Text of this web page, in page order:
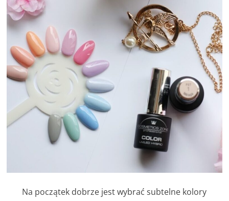
Na początek dobrze jest wybrać subtelne kolory